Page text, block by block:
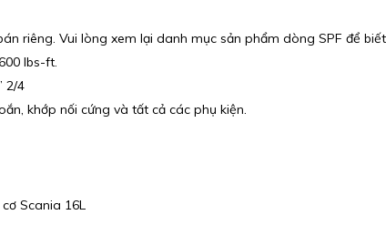
riêng. Vui lòng xem lại danh mục sản phẩm dòng SPF để
lbs-ft.
2/4
khớp nối cứng và tất cả các phụ kiện.
Scania 16L